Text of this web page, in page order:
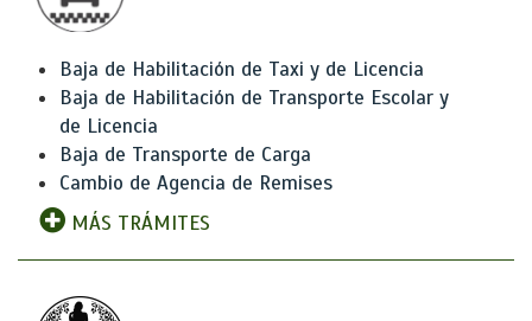
Baja de Habilitación de Taxi y de Licencia
Baja de Habilitación de Transporte Escolar y
de Licencia
Baja de Transporte de Carga
Cambio de Agencia de Remises
MÁS TRÁMITES